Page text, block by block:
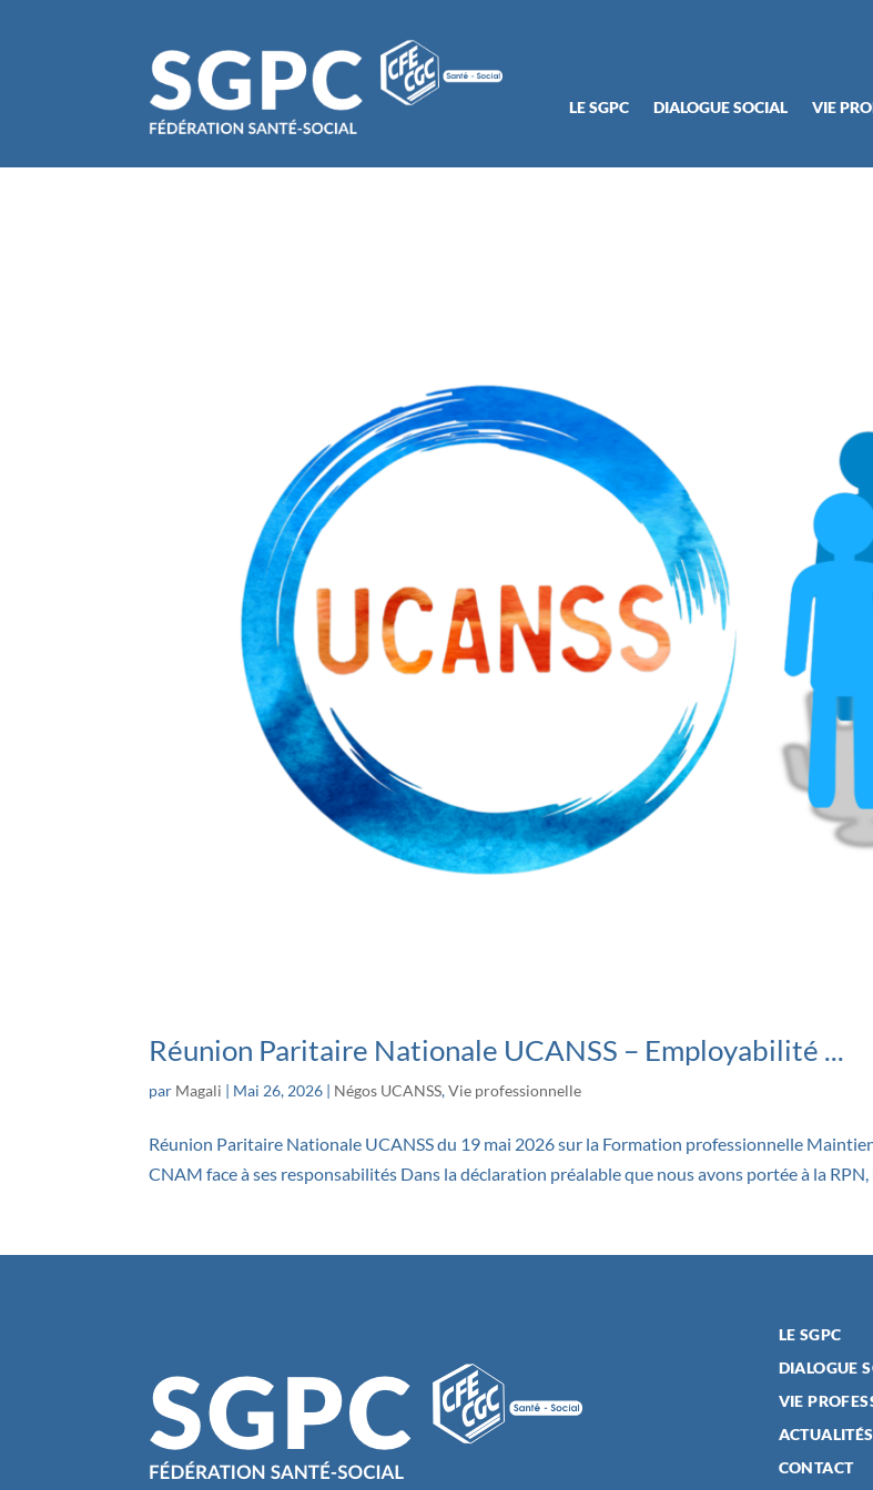
LE SGPC DIALOGUE SOCIAL VIE
Réunion Paritaire Nationale UCANSS – Employabilité ...
par Magali | Mai 26, 2026 | Négos UCANSS,Vie professionnelle
Réunion Paritaire Nationale UCANSS du 19 mai 2026 sur la Formation professionnelle
CNAM face à ses responsabilités Dans la déclaration préalable que nous avons portée à la RPN,
LE SGPC
DIALOGUE
VIE
ACTUALITÉS
CONTACT